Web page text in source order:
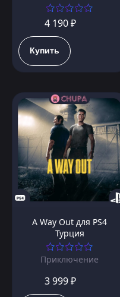
4 190 ₽
Купить
A Way Out для PS4
Турция
Приключение
3 999 ₽